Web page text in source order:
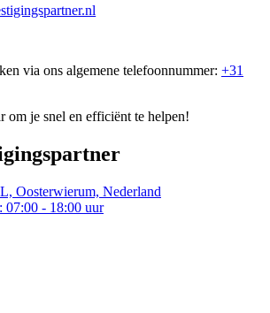
via ons algemene telefoonnummer: +31
om je snel en efficiënt te helpen!
Oosterwierum, Nederland
07:00 - 18:00 uur